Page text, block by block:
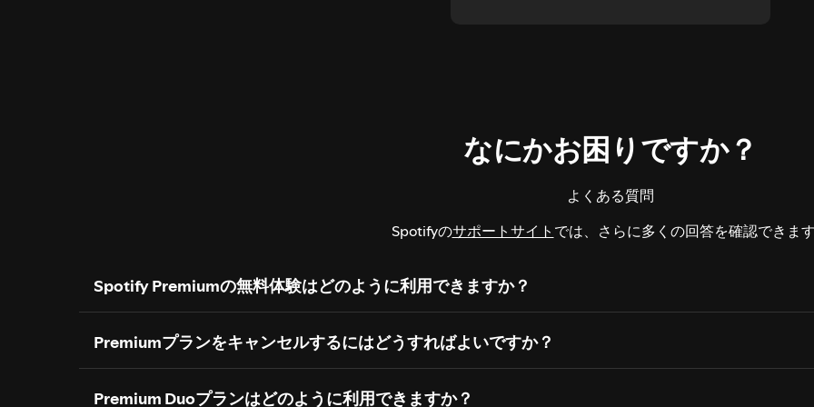
なにかお困りですか？
よくある質問
Spotifyのサポートサイト では、さらに多くの回答を確認できま
Spotify Premiumの無料体験はどのように利用できますか？
Premiumプランをキャンセルするにはどうすればよいですか？
Premium Duoプランはどのように利用できますか？